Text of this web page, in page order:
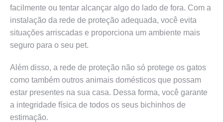
facilmente ou tentar alcançar algo do lado de fora. Com a
instalação da rede de proteção adequada, você evita
situações arriscadas e proporciona um ambiente mais
seguro para o seu pet.
Além disso, a rede de proteção não só protege os gatos
como também outros animais domésticos que possam
estar presentes na sua casa. Dessa forma, você garante
a integridade física de todos os seus bichinhos de
estimação.